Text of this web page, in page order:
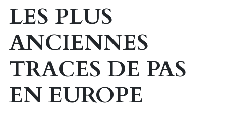
LES PLUS
ANCIENNES
TRACES DE PAS
EN EUROPE